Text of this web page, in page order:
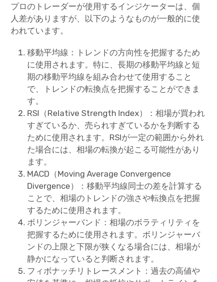
プロのトレーダーが使用するインジケーターは、個
人差がありますが、以下のようなものが一般的に使
われています。
移動平均線：トレンドの方向性を把握するため
に使用されます。特に、長期の移動平均線と短
期の移動平均線を組み合わせて使用すること
で、トレンドの転換点を把握することができま
す。
RSI（Relative Strength Index）：相場が買われ
すぎているか、売られすぎているかを判断する
ために使用されます。RSIが一定の範囲から外れ
た場合には、相場の転換が起こる可能性があり
ます。
MACD（Moving Average Convergence
Divergence）：移動平均線同士の差を計算する
ことで、相場のトレンドの強さや転換点を把握
するために使用されます。
ボリンジャーバンド：相場のボラティリティを
把握するために使用されます。ボリンジャーバ
ンドの上限と下限が狭くなる場合には、相場が
静かになっていると判断されます。
フィボナッチリトレースメント：過去の高値や